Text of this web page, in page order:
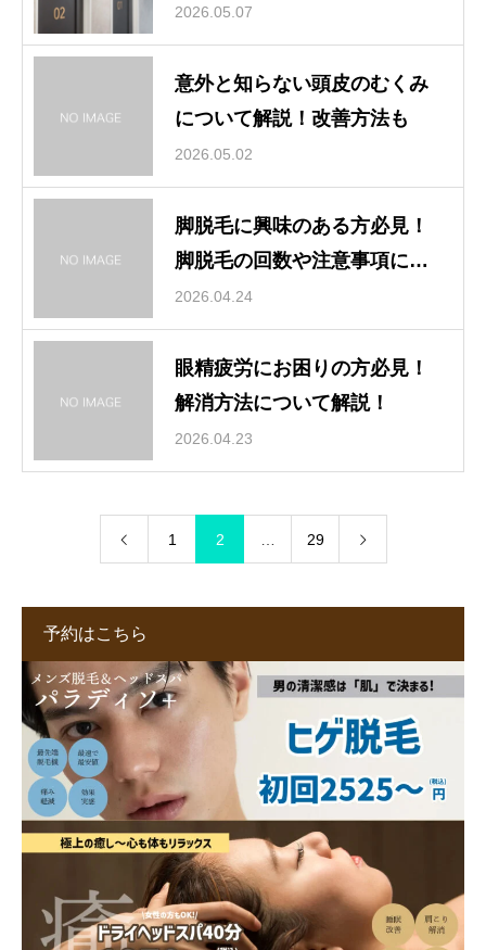
2026.05.07
意外と知らない頭皮のむくみ
について解説！改善方法も
2026.05.02
脚脱毛に興味のある方必見！
脚脱毛の回数や注意事項につ
いて解説！
2026.04.24
眼精疲労にお困りの方必見！
解消方法について解説！
2026.04.23
1 2 29
予約はこちら